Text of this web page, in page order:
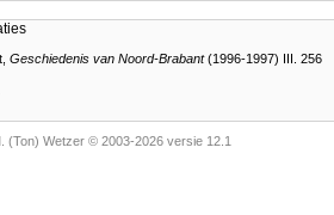
Geschiedenis van Noord-Brabant(1996-1997) III. 256
(Ton) Wetzer © 2003-2026 versie 12.1